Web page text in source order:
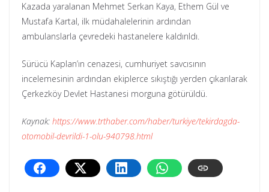
Kazada yaralanan Mehmet Serkan Kaya, Ethem Gül ve
Mustafa Kartal, ilk müdahalelerinin ardından
ambulanslarla çevredeki hastanelere kaldırıldı.
Sürücü Kaplan’ın cenazesi, cumhuriyet savcısının
incelemesinin ardından ekiplerce sıkıştığı yerden çıkarılarak
Çerkezköy Devlet Hastanesi morguna götürüldü.
Kaynak: https://www.trthaber.com/haber/turkiye/tekirdagda-
otomobil-devrildi-1-olu-940798.html